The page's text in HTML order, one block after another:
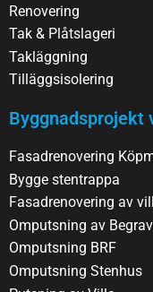
Renovering
Tak & Plåtslageri
Takläggning
Tilläggsisolering
Byggnadsprojekt
Fasadrenovering
Bygge stentrappa
Fasadrenovering av
Omputsning av
Omputsning BRF
Omputsning Stenhus